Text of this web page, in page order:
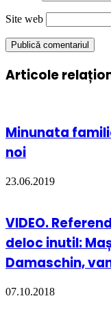
Site web
Articole
Minunata
noi
23.06.2019
VIDEO.
deloc inutil:
Damaschin,
07.10.2018